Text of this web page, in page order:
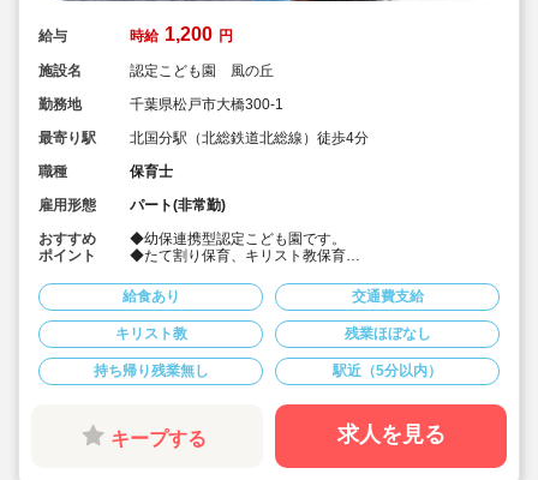
給与 時給 1,200 円
施設名
認定こども園 風の丘
勤務地
千葉県松戸市大橋300-1
最寄り駅
北国分駅（北総鉄道北総線）徒歩4分
職種
保育士
雇用形態
パート(非常勤)
おすすめ
ポイント
◆幼保連携型認定こども園です。
◆たて割り保育、キリスト教保育
◆パート募集
◆時給1,200円～
◆週3日～相談
◆幅広い年齢の方が楽しく働いています。
給食あり 交通費支給
キリスト教 残業ほぼなし
持ち帰り残業無し 駅近（5分以内）
キープする 求人を見る